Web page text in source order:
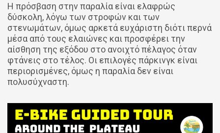
Η πρόσβαση στην παραλία είναι ελαφρώς
δύσκολη, λόγω των στροφών και των
στενωμάτων, όμως αρκετά ευχάριστη διότι περνά
μέσα από τους ελαιώνες και προσφέρει την
αίσθηση της εξόδου στο ανοιχτό πέλαγος όταν
φτάνεις στο τέλος. Οι επιλογές πάρκινγκ είναι
περιορισμένες, όμως η παραλία δεν είναι
πολυσύχναστη.